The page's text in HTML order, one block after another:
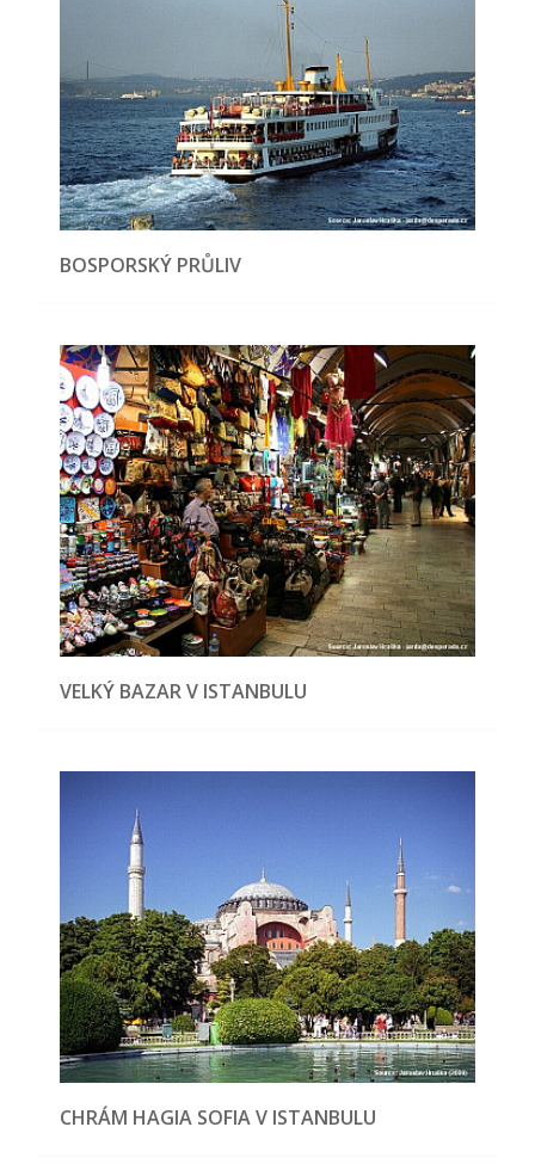
BOSPORSKÝ PRŮLIV
VELKÝ BAZAR V ISTANBULU
CHRÁM HAGIA SOFIA V ISTANBULU